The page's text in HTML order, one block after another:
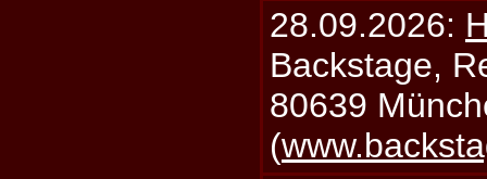
28.09.2026:
Backstage,
80639
(